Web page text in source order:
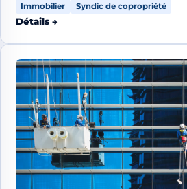
Immobilier Syndic de copropriété
Détails →